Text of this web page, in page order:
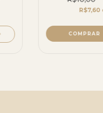
R$7,60